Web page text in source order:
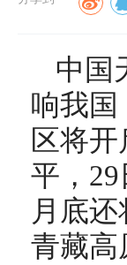
中国
响我国
区将
平，
月底
青藏高